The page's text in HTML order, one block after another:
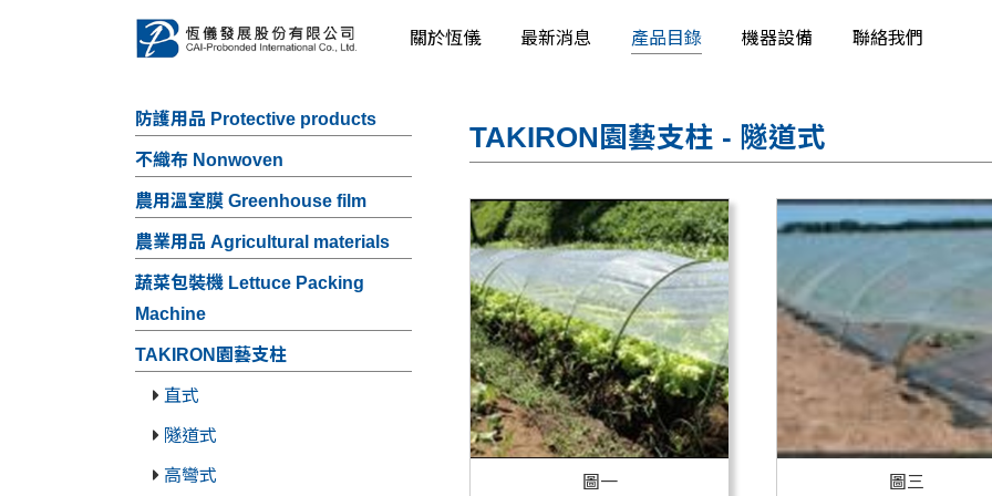
關於恆儀 最新消息 產品目錄 機器設備 聯絡我們
防護用品 Protective products
不織布 Nonwoven
農用溫室膜 Greenhouse film
農業用品 Agricultural materials
蔬菜包裝機 Lettuce Packing
Machine
TAKIRON園藝支柱
直式
隧道式
高彎式
TAKIRON園藝支柱 - 隧道式
圖一 圖三